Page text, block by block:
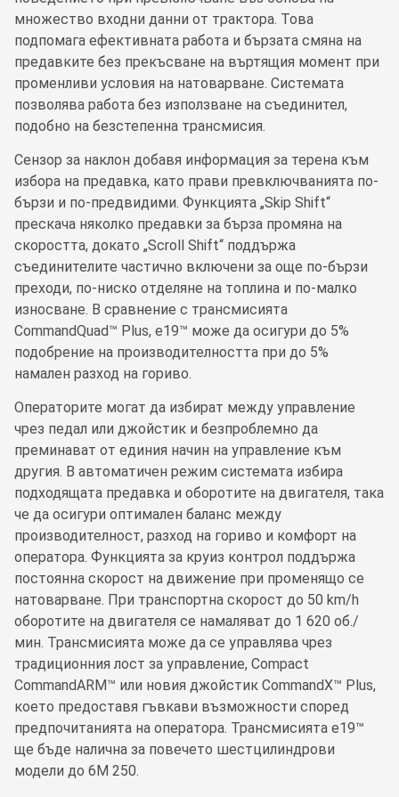
множество входни данни от трактора. Това
подпомага ефективната работа и бързата смяна на
предавките без прекъсване на въртящия момент при
променливи условия на натоварване. Системата
позволява работа без използване на съединител,
подобно на безстепенна трансмисия.
Сензор за наклон добавя информация за терена към
избора на предавка, като прави превключванията по-
бързи и по-предвидими. Функцията „Skip Shift“
прескача няколко предавки за бърза промяна на
скоростта, докато „Scroll Shift“ поддържа
съединителите частично включени за още по-бързи
преходи, по-ниско отделяне на топлина и по-малко
износване. В сравнение с трансмисията
CommandQuad™ Plus, e19™ може да осигури до 5%
подобрение на производителността при до 5%
намален разход на гориво.
Операторите могат да избират между управление
чрез педал или джойстик и безпроблемно да
преминават от единия начин на управление към
другия. В автоматичен режим системата избира
подходящата предавка и оборотите на двигателя, така
че да осигури оптимален баланс между
производителност, разход на гориво и комфорт на
оператора. Функцията за круиз контрол поддържа
постоянна скорост на движение при променящо се
натоварване. При транспортна скорост до 50 km/h
оборотите на двигателя се намаляват до 1 620 об./
мин. Трансмисията може да се управлява чрез
традиционния лост за управление, Compact
CommandARM™ или новия джойстик CommandX™ Plus,
което предоставя гъвкави възможности според
предпочитанията на оператора. Трансмисията e19™
ще бъде налична за повечето шестцилиндрови
модели до 6M 250.